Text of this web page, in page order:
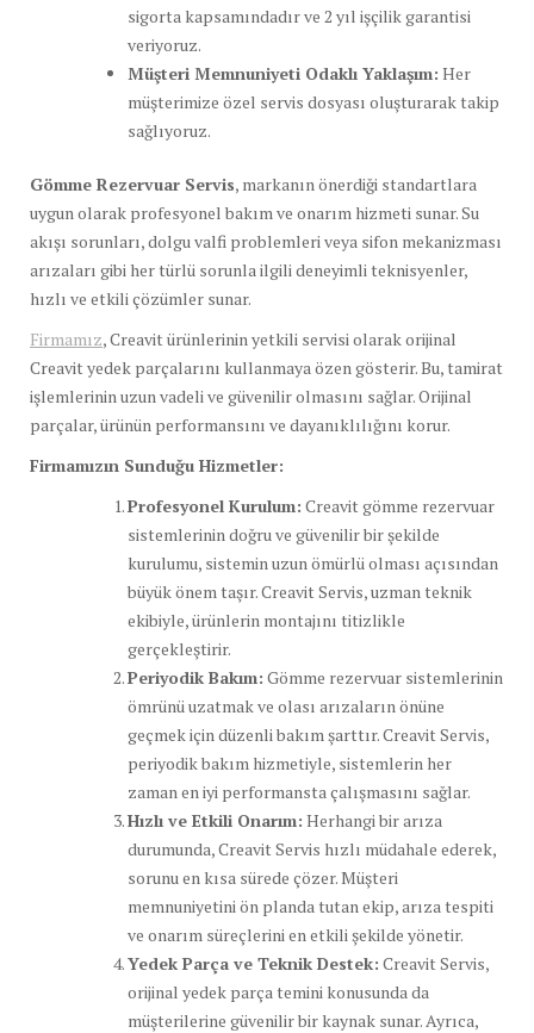
sigorta kapsamındadır ve 2 yıl işçilik garantisi
veriyoruz.
Müşteri Memnuniyeti Odaklı Yaklaşım: Her
müşterimize özel servis dosyası oluşturarak takip
sağlıyoruz.
Gömme Rezervuar Servis, markanın önerdiği standartlara
uygun olarak profesyonel bakım ve onarım hizmeti sunar. Su
akışı sorunları, dolgu valfi problemleri veya sifon mekanizması
arızaları gibi her türlü sorunla ilgili deneyimli teknisyenler,
hızlı ve etkili çözümler sunar.
Firmamız, Creavit ürünlerinin yetkili servisi olarak orijinal
Creavit yedek parçalarını kullanmaya özen gösterir. Bu, tamirat
işlemlerinin uzun vadeli ve güvenilir olmasını sağlar. Orijinal
parçalar, ürünün performansını ve dayanıklılığını korur.
Firmamızın Sunduğu Hizmetler:
Profesyonel Kurulum: Creavit gömme rezervuar
sistemlerinin doğru ve güvenilir bir şekilde
kurulumu, sistemin uzun ömürlü olması açısından
büyük önem taşır. Creavit Servis, uzman teknik
ekibiyle, ürünlerin montajını titizlikle
gerçekleştirir.
Periyodik Bakım: Gömme rezervuar sistemlerinin
ömrünü uzatmak ve olası arızaların önüne
geçmek için düzenli bakım şarttır. Creavit Servis,
periyodik bakım hizmetiyle, sistemlerin her
zaman en iyi performansta çalışmasını sağlar.
Hızlı ve Etkili Onarım: Herhangi bir arıza
durumunda, Creavit Servis hızlı müdahale ederek,
sorunu en kısa sürede çözer. Müşteri
memnuniyetini ön planda tutan ekip, arıza tespiti
ve onarım süreçlerini en etkili şekilde yönetir.
Yedek Parça ve Teknik Destek: Creavit Servis,
orijinal yedek parça temini konusunda da
müşterilerine güvenilir bir kaynak sunar. Ayrıca,